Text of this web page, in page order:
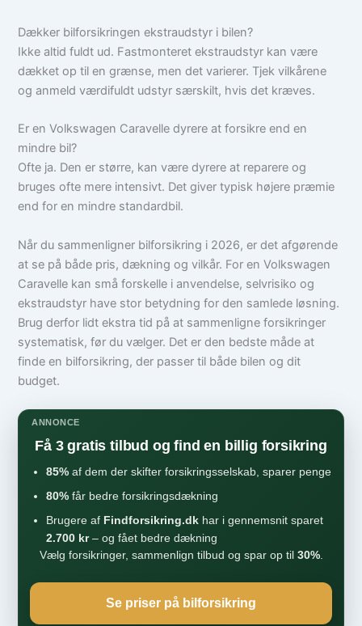
Dækker bilforsikringen ekstraudstyr i bilen?
Ikke altid fuldt ud. Fastmonteret ekstraudstyr kan være
dækket op til en grænse, men det varierer. Tjek vilkårene
og anmeld værdifuldt udstyr særskilt, hvis det kræves.
Er en Volkswagen Caravelle dyrere at forsikre end en
mindre bil?
Ofte ja. Den er større, kan være dyrere at reparere og
bruges ofte mere intensivt. Det giver typisk højere præmie
end for en mindre standardbil.
Når du sammenligner bilforsikring i 2026, er det afgørende
at se på både pris, dækning og vilkår. For en Volkswagen
Caravelle kan små forskelle i anvendelse, selvrisiko og
ekstraudstyr have stor betydning for den samlede løsning.
Brug derfor lidt ekstra tid på at sammenligne forsikringer
systematisk, før du vælger. Det er den bedste måde at
finde en bilforsikring, der passer til både bilen og dit
budget.
ANNONCE
Få 3 gratis tilbud og find en billig forsikring
85% af dem der skifter forsikringsselskab, sparer penge
80% får bedre forsikringsdækning
Brugere af Findforsikring.dk har i gennemsnit sparet
2.700 kr– og fået bedre dækning
Vælg forsikringer, sammenlign tilbud og spar op til 30%.
Se priser på bilforsikring